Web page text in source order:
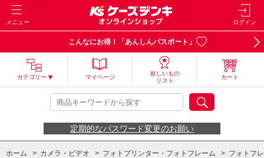
メニュー ログイン
こんなにお得！「あんしんパスポート」
カテゴリー マイページ
欲しいもの
リスト
カート
定期的なパスワード変更のお願い
ホーム > カメラ・ビデオ > フォトプリンター・フォトフレーム > フォトフ